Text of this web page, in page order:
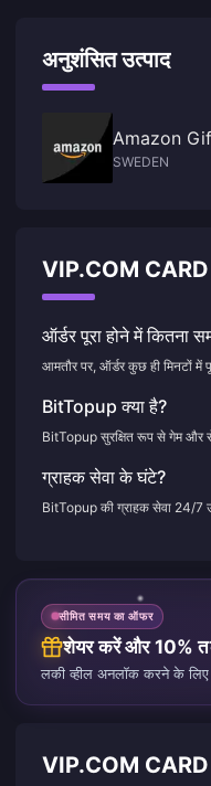
अनुशंसित उत्पाद
Amazon
SWEDEN
VIP.COM CARD
ऑर्डर पूरा होने में कितना
आमतौर पर, ऑर्डर कुछ ही मिनटों में
BitTopup क्या है?
BitTopup सुरक्षित रूप से गेम और
ग्राहक सेवा के घंटे?
BitTopup की ग्राहक सेवा 24/7
सीमित समय का ऑफर
शेयर करें और 10%
लकी व्हील अनलॉक करने के
VIP.COM CARD